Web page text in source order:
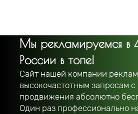
Мы рекламируемся в
России в топе!
Сайт нашей компании
высокочастотным запросам
продвижения абсолютно
Один раз профессионально